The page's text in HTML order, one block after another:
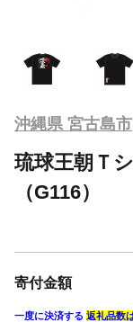
沖縄県 宮古島市
琉球王朝Ｔ
（G116）
寄付金額
一度に決済する 返礼品数